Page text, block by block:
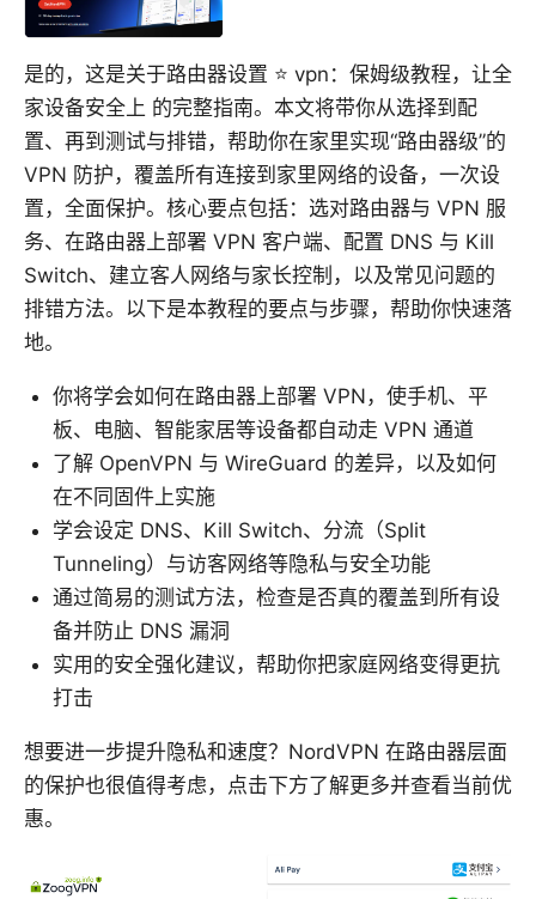
是的，这是关于路由器设置 ⭐ vpn：保姆级教程，让全
家设备安全上 的完整指南。本文将带你从选择到配
置、再到测试与排错，帮助你在家里实现“路由器级”的
VPN 防护，覆盖所有连接到家里网络的设备，一次设
置，全面保护。核心要点包括：选对路由器与 VPN 服
务、在路由器上部署 VPN 客户端、配置 DNS 与 Kill
Switch、建立客人网络与家长控制，以及常见问题的
排错方法。以下是本教程的要点与步骤，帮助你快速落
地。
你将学会如何在路由器上部署 VPN，使手机、平
板、电脑、智能家居等设备都自动走 VPN 通道
了解 OpenVPN 与 WireGuard 的差异，以及如何
在不同固件上实施
学会设定 DNS、Kill Switch、分流（Split
Tunneling）与访客网络等隐私与安全功能
通过简易的测试方法，检查是否真的覆盖到所有设
备并防止 DNS 漏洞
实用的安全强化建议，帮助你把家庭网络变得更抗
打击
想要进一步提升隐私和速度？NordVPN 在路由器层面
的保护也很值得考虑，点击下方了解更多并查看当前优
惠。